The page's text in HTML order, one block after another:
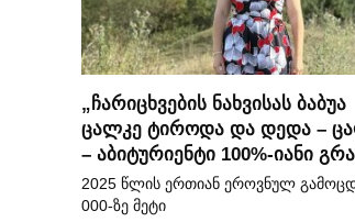
„ჩარიცხვების ნახვისას ბაბუა
ცალკე ტიროდა და დედა –
– აბიტურიენტი 100%-იანი
2025 წლის ერთიან ეროვნულ
000-ზე მეტი